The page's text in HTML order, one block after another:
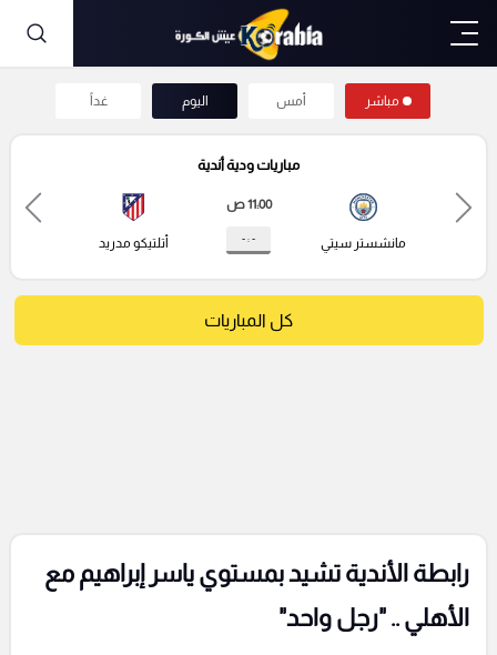
مباشر أمس اليوم غداً
مباريات ودية أندية
مانشستر سيتي
11:00 ص
- : - أتلتيكو مدريد
كل المباريات
رابطة الأندية تشيد بمستوي ياسر إبراهيم مع
الأهلي .. "رجل واحد"